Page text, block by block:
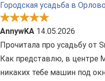
Городская усадьба в
AnnywKA 14.05.2026
Прочитала про усадьбу от
Как представлю, в центре
никаких тебе машин под